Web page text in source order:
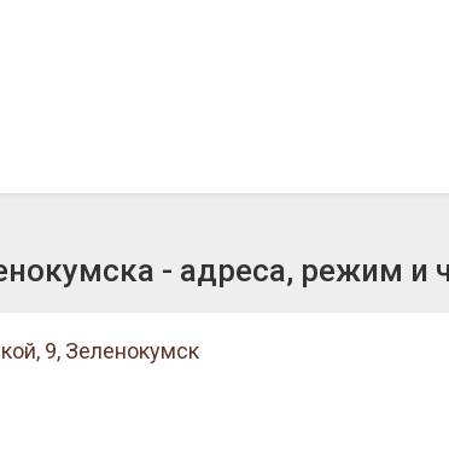
- адреса, режим и
9, Зеленокумск